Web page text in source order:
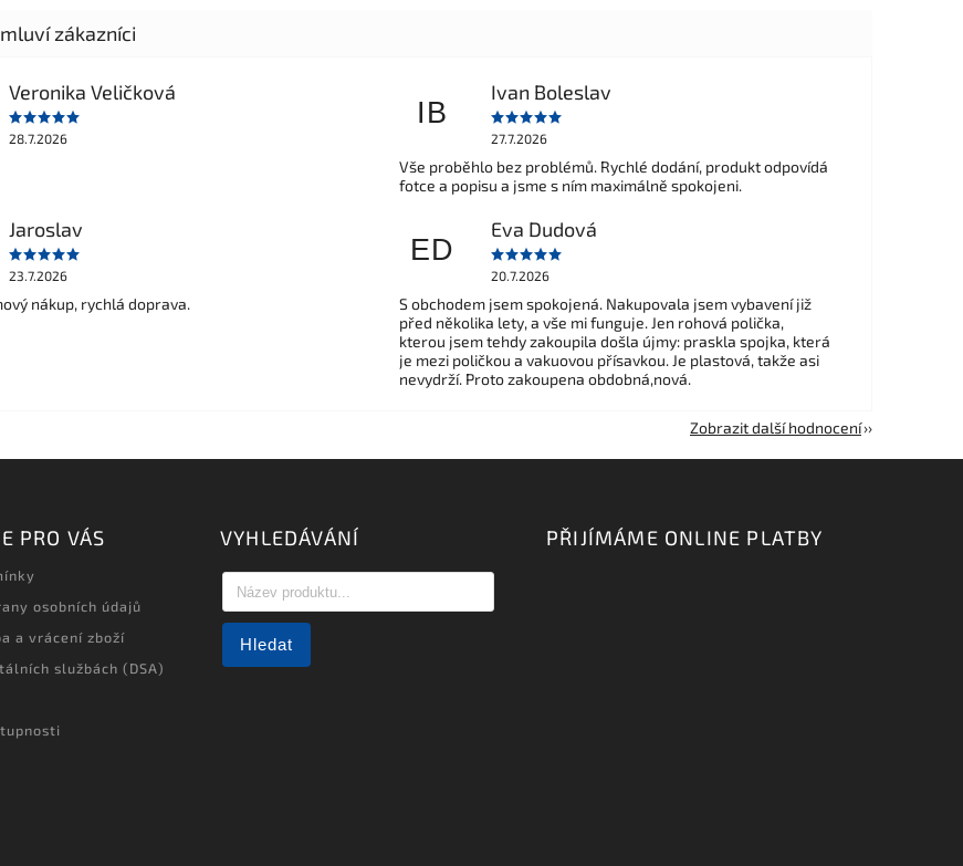
Veronika Veličková
28.7.2026
IB
Ivan Boleslav
27.7.2026
Vše proběhlo bez problémů. Rychlé dodání, produkt odpovídá
fotce a popisu a jsme s ním maximálně spokojeni.
Jaroslav
23.7.2026
nákup, rychlá doprava.
ED
Eva Dudová
20.7.2026
S obchodem jsem spokojená. Nakupovala jsem vybavení již
před několika lety, a vše mi funguje. Jen rohová polička,
kterou jsem tehdy zakoupila došla újmy: praskla spojka, která
je mezi poličkou a vakuovou přísavkou. Je plastová, takže asi
nevydrží. Proto zakoupena obdobná,nová.
Zobrazit další hodnocení
PRO VÁS
osobních údajů
a vrácení zboží
službách (DSA)
VYHLEDÁVÁNÍ
Hledat
PŘIJÍMÁME ONLINE PLATBY